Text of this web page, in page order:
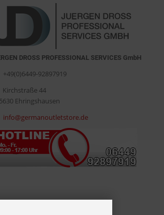
DROSS PROFESSIONAL SERVICES GmbH
+49(0)6449-92897919
Kirchstraße 44
Ehringshausen
info@germanoutletstore.de